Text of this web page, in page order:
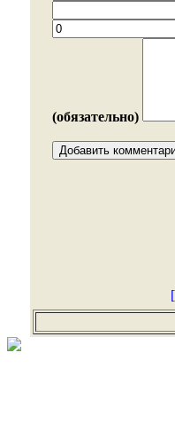
(обязательно)